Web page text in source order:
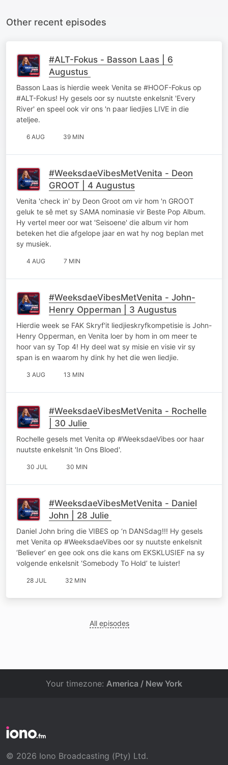
Other recent episodes
#ALT-Fokus - Basson Laas | 6
Augustus
Basson Laas is hierdie week Venita se #HOOF-Fokus op
#ALT-Fokus! Hy gesels oor sy nuutste enkelsnit 'Every
River' en speel ook vir ons 'n paar liedjies LIVE in die
ateljee.
6 AUG 39 MIN
#WeeksdaeVibesMetVenita - Deon
GROOT | 4 Augustus
Venita 'check in' by Deon Groot om vir hom 'n GROOT
geluk te sê met sy SAMA nominasie vir Beste Pop Album.
Hy vertel meer oor wat 'Seisoene' die album vir hom
beteken het die afgelope jaar en wat hy nog beplan met
sy musiek.
4 AUG 7 MIN
#WeeksdaeVibesMetVenita - John-
Henry Opperman | 3 Augustus
Hierdie week se FAK Skryf'it liedjieskryfkompetisie is John-
Henry Opperman, en Venita loer by hom in om meer te
hoor van sy Top 4! Hy deel wat sy misie en visie vir sy
span is en waarom hy dink hy het die wen liedjie.
3 AUG 13 MIN
#WeeksdaeVibesMetVenita - Rochelle
| 30 Julie
Rochelle gesels met Venita op #WeeksdaeVibes oor haar
nuutste enkelsnit 'In Ons Bloed'.
30 JUL 30 MIN
#WeeksdaeVibesMetVenita - Daniel
John | 28 Julie
Daniel John bring die VIBES op ‘n DANSdag!!! Hy gesels
met Venita op #WeeksdaeVibes oor sy nuutste enkelsnit
‘Believer’ en gee ook ons die kans om EKSKLUSIEF na sy
volgende enkelsnit ‘Somebody To Hold’ te luister!
28 JUL 32 MIN
All episodes
Your timezone: America / New York
© 2026 Iono Broadcasting (Pty) Ltd.